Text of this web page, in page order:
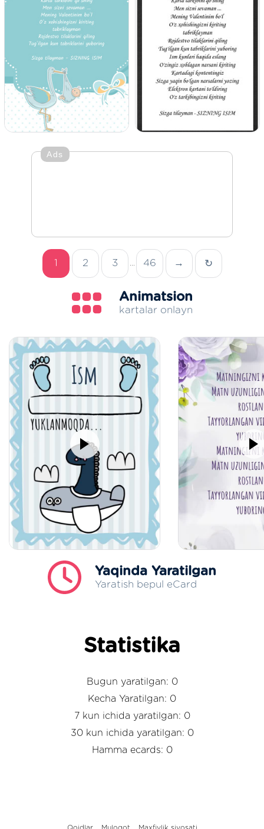
Ads
1 2 3 46 → ↻
Animatsion
kartalar onlayn
Yaqinda Yaratilgan
Yaratish bepul eCard
Statistika
Bugun yaratilgan: 0
Kecha Yaratilgan: 0
7 kun ichida yaratilgan: 0
30 kun ichida yaratilgan: 0
Hamma ecards: 0